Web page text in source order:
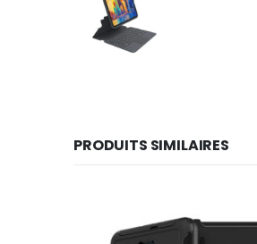
PRODUITS SIMILAIRES